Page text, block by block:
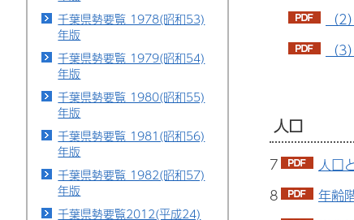
千葉県勢要覧 1978(昭和53)
年版
千葉県勢要覧 1979(昭和54)
年版
千葉県勢要覧 1980(昭和55)
年版
千葉県勢要覧 1981(昭和56)
年版
千葉県勢要覧 1982(昭和57)
年版
千葉県勢要覧2012(平成24)
（
（
人口
7
人口
8
年齢